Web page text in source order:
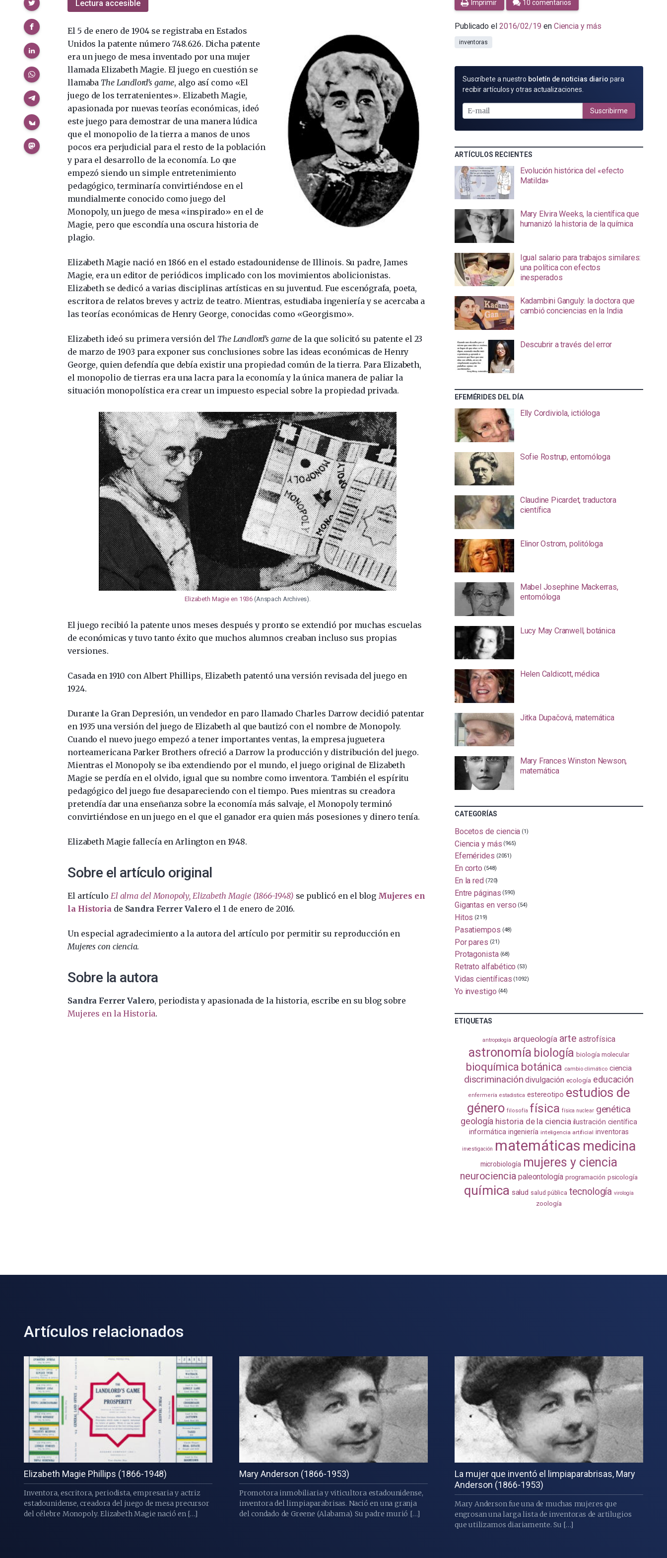
Lectura accesible
El 5 de enero de 1904 se registraba en Estados
Unidos la patente número 748.626. Dicha patente
era un juego de mesa inventado por una mujer
llamada Elizabeth Magie. El juego en cuestión se
llamaba The Landlord’s game, algo así como «El
juego de los terratenientes». Elizabeth Magie,
apasionada por nuevas teorías económicas, ideó
este juego para demostrar de una manera lúdica
que el monopolio de la tierra a manos de unos
pocos era perjudicial para el resto de la población
y para el desarrollo de la economía. Lo que
empezó siendo un simple entretenimiento
pedagógico, terminaría convirtiéndose en el
mundialmente conocido como juego del
Monopoly, un juego de mesa «inspirado» en el de
Magie, pero que escondía una oscura historia de
plagio.
Elizabeth Magie nació en 1866 en el estado estadounidense de Illinois. Su padre, James
Magie, era un editor de periódicos implicado con los movimientos abolicionistas.
Elizabeth se dedicó a varias disciplinas artísticas en su juventud. Fue escenógrafa, poeta,
escritora de relatos breves y actriz de teatro. Mientras, estudiaba ingeniería y se acercaba a
las teorías económicas de Henry George, conocidas como «Georgismo».
Elizabeth ideó su primera versión del The Landlord’s game de la que solicitó su patente el 23
de marzo de 1903 para exponer sus conclusiones sobre las ideas económicas de Henry
George, quien defendía que debía existir una propiedad común de la tierra. Para Elizabeth,
el monopolio de tierras era una lacra para la economía y la única manera de paliar la
situación monopolística era crear un impuesto especial sobre la propiedad privada.
Elizabeth Magie en 1936 (Anspach Archives).
El juego recibió la patente unos meses después y pronto se extendió por muchas escuelas
de económicas y tuvo tanto éxito que muchos alumnos creaban incluso sus propias
versiones.
Casada en 1910 con Albert Phillips, Elizabeth patentó una versión revisada del juego en
1924.
Durante la Gran Depresión, un vendedor en paro llamado Charles Darrow decidió patentar
en 1935 una versión del juego de Elizabeth al que bautizó con el nombre de Monopoly.
Cuando el nuevo juego empezó a tener importantes ventas, la empresa juguetera
norteamericana Parker Brothers ofreció a Darrow la producción y distribución del juego.
Mientras el Monopoly se iba extendiendo por el mundo, el juego original de Elizabeth
Magie se perdía en el olvido, igual que su nombre como inventora. También el espíritu
pedagógico del juego fue desapareciendo con el tiempo. Pues mientras su creadora
pretendía dar una enseñanza sobre la economía más salvaje, el Monopoly terminó
convirtiéndose en un juego en el que el ganador era quien más posesiones y dinero tenía.
Elizabeth Magie fallecía en Arlington en 1948.
Sobre el artículo original
El artículo El alma del Monopoly, Elizabeth Magie (1866-1948) se publicó en el blog Mujeres en
la Historia de Sandra Ferrer Valeroel 1 de enero de 2016.
Un especial agradecimiento a la autora del artículo por permitir su reproducción en
Mujeres con ciencia.
Sobre la autora
Sandra Ferrer Valero, periodista y apasionada de la historia, escribe en su blog sobre
Mujeres en la Historia.
Imprimir 10 comentarios
Publicado el 2016/02/19 en Ciencia y más
inventoras
SUSCRÍBETE
POR
MAIL
Suscríbete a nuestro boletín de noticias diario para
recibir artículos y otras actualizaciones.
Suscribirme
ARTÍCULOS RECIENTES
Evolución histórica del «efecto
Matilda»
Mary Elvira Weeks, la científica que
humanizó la historia de la química
Igual salario para trabajos similares:
una política con efectos
inesperados
Kadambini Ganguly: la doctora que
cambió conciencias en la India
Descubrir a través del error
EFEMÉRIDES DEL DÍA
Elly Cordiviola, ictióloga
Sofie Rostrup, entomóloga
Claudine Picardet, traductora
científica
Elinor Ostrom, politóloga
Mabel Josephine Mackerras,
entomóloga
Lucy May Cranwell, botánica
Helen Caldicott, médica
Jitka Dupačová, matemática
Mary Frances Winston Newson,
matemática
CATEGORÍAS
Bocetos de ciencia (1)
Ciencia y más (965)
Efemérides (2051)
En corto (548)
En la red (720)
Entre páginas (590)
Gigantas en verso (54)
Hitos (219)
Pasatiempos (48)
Por pares (21)
Protagonista (68)
Retrato alfabético (53)
Vidas científicas (1092)
Yo investigo (44)
ETIQUETAS
antropología arqueología arte astrofísica
astronomía biología biología molecular
bioquímica botánica cambio climático ciencia
discriminación divulgación ecología educación
enfermería estadistica estereotipo estudios de
género filosofía física física nuclear genética
geología historia de la ciencia ilustración científica
informática ingeniería inteligencia artificial inventoras
investigación matemáticas medicina
microbiología mujeres y ciencia
neurociencia paleontología programación psicología
química salud salud pública tecnología virología
zoología
Artículos relacionados
Elizabeth Magie Phillips (1866-1948)
Inventora, escritora, periodista, empresaria y actriz
estadounidense, creadora del juego de mesa precursor
del célebre Monopoly. Elizabeth Magie nació en […]
Mary Anderson (1866-1953)
Promotora inmobiliaria y viticultora estadounidense,
inventora del limpiaparabrisas. Nació en una granja
del condado de Greene (Alabama). Su padre murió […]
La mujer que inventó el limpiaparabrisas, Mary
Anderson (1866-1953)
Mary Anderson fue una de muchas mujeres que
engrosan una larga lista de inventoras de artilugios
que utilizamos diariamente. Su […]